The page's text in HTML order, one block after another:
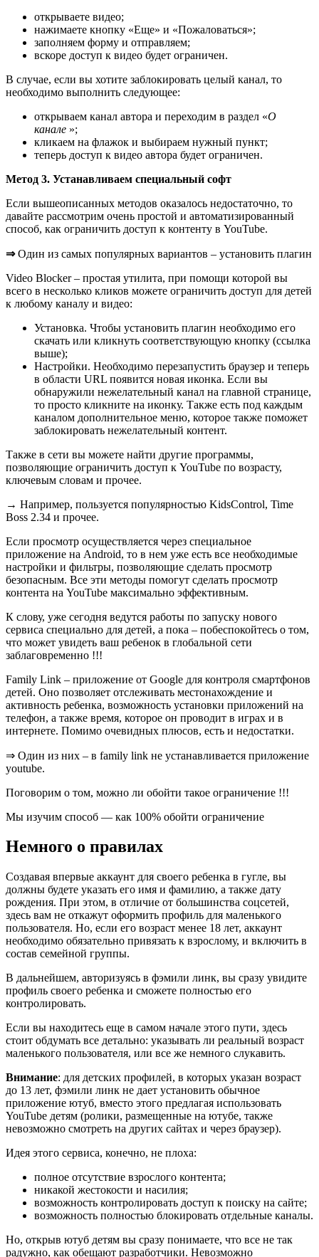
открываете видео;
нажимаете кнопку «Еще» и «Пожаловаться»;
заполняем форму и отправляем;
вскоре доступ к видео будет ограничен.
В случае, если вы хотите заблокировать целый канал, то
необходимо выполнить следующее:
открываем канал автора и переходим в раздел «О
канале »;
кликаем на флажок и выбираем нужный пункт;
теперь доступ к видео автора будет ограничен.
Метод 3. Устанавливаем специальный софт
Если вышеописанных методов оказалось недостаточно, то
давайте рассмотрим очень простой и автоматизированный
способ, как ограничить доступ к контенту в YouTube.
⇒Один из самых популярных вариантов – установить плагин
Video Blocker – простая утилита, при помощи которой вы
всего в несколько кликов можете ограничить доступ для детей
к любому каналу и видео:
Установка. Чтобы установить плагин необходимо его
скачать или кликнуть соответствующую кнопку (ссылка
выше);
Настройки. Необходимо перезапустить браузер и теперь
в области URL появится новая иконка. Если вы
обнаружили нежелательный канал на главной странице,
то просто кликните на иконку. Также есть под каждым
каналом дополнительное меню, которое также поможет
заблокировать нежелательный контент.
Также в сети вы можете найти другие программы,
позволяющие ограничить доступ к YouTube по возрасту,
ключевым словам и прочее.
→ Например, пользуется популярностью KidsControl, Time
Boss 2.34 и прочее.
Если просмотр осуществляется через специальное
приложение на Android, то в нем уже есть все необходимые
настройки и фильтры, позволяющие сделать просмотр
безопасным. Все эти методы помогут сделать просмотр
контента на YouTube максимально эффективным.
К слову, уже сегодня ведутся работы по запуску нового
сервиса специально для детей, а пока – побеспокойтесь о том,
что может увидеть ваш ребенок в глобальной сети
заблаговременно !!!
Family Link – приложение от Google для контроля смартфонов
детей. Оно позволяет отслеживать местонахождение и
активность ребенка, возможность установки приложений на
телефон, а также время, которое он проводит в играх и в
интернете. Помимо очевидных плюсов, есть и недостатки.
⇒ Один из них – в family link не устанавливается приложение
youtube.
Поговорим о том, можно ли обойти такое ограничение !!!
Мы изучим способ — как 100% обойти ограничение
Немного о правилах
Создавая впервые аккаунт для своего ребенка в гугле, вы
должны будете указать его имя и фамилию, а также дату
рождения. При этом, в отличие от большинства соцсетей,
здесь вам не откажут оформить профиль для маленького
пользователя. Но, если его возраст менее 18 лет, аккаунт
необходимо обязательно привязать к взрослому, и включить в
состав семейной группы.
В дальнейшем, авторизуясь в фэмили линк, вы сразу увидите
профиль своего ребенка и сможете полностью его
контролировать.
Если вы находитесь еще в самом начале этого пути, здесь
стоит обдумать все детально: указывать ли реальный возраст
маленького пользователя, или все же немного слукавить.
Внимание: для детских профилей, в которых указан возраст
до 13 лет, фэмили линк не дает установить обычное
приложение ютуб, вместо этого предлагая использовать
YouTube детям (ролики, размещенные на ютубе, также
невозможно смотреть на других сайтах и через браузер).
Идея этого сервиса, конечно, не плоха:
полное отсутствие взрослого контента;
никакой жестокости и насилия;
возможность контролировать доступ к поиску на сайте;
возможность полностью блокировать отдельные каналы.
Но, открыв ютуб детям вы сразу понимаете, что все не так
радужно, как обещают разработчики. Невозможно